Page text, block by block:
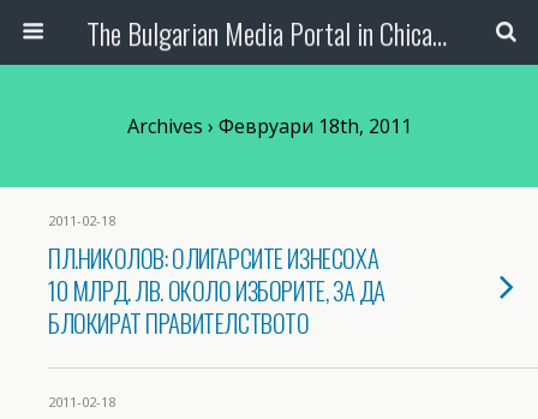
The Bulgarian Media Portal in Chicago
Archives › Февруари 18th, 2011
2011-02-18
ПЛ.НИКОЛОВ: ОЛИГАРСИТЕ ИЗНЕСОХА
10 МЛРД. ЛВ. ОКОЛО ИЗБОРИТЕ, ЗА ДА
БЛОКИРАТ ПРАВИТЕЛСТВОТО
2011-02-18